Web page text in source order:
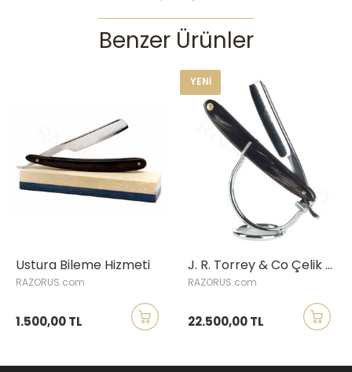
Benzer Ürünler
Ustura Bileme Hizmeti
RAZORUS.com
1.500,00 TL
YENI
J. R. Torrey & Co Çelik Ustura, Manda Boynuzu Saplı
RAZORUS.com
22.500,00 TL